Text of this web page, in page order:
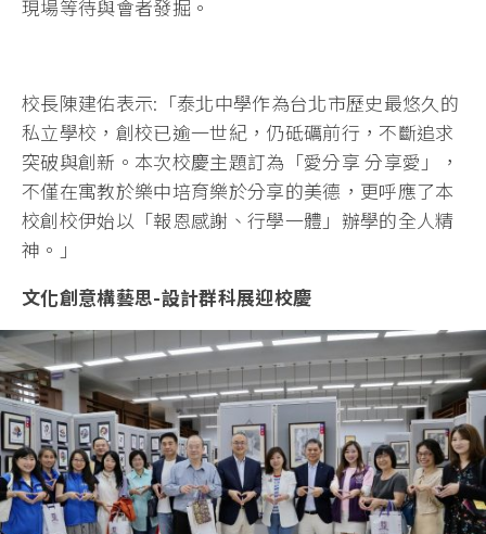
現場等待與會者發掘。
校長陳建佑表示:「泰北中學作為台北市歷史最悠久的
私立學校，創校已逾一世紀，仍砥礪前行，不斷追求
突破與創新。本次校慶主題訂為「愛分享 分享愛」，
不僅在寓教於樂中培育樂於分享的美德，更呼應了本
校創校伊始以「報恩感謝、行學一體」辦學的全人精
神。」
文化創意構藝思-設計群科展迎校慶